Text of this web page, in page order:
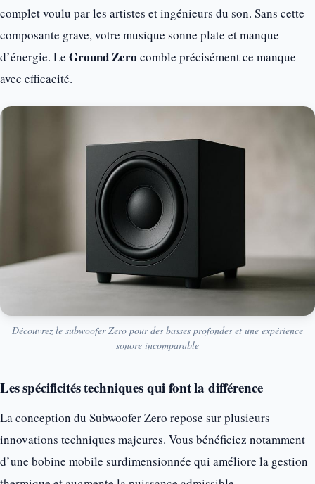
complet voulu par les artistes et ingénieurs du son. Sans cette
composante grave, votre musique sonne plate et manque
d’énergie. Le Ground Zero comble précisément ce manque
avec efficacité.
Découvrez le subwoofer Zero pour des basses profondes et une expérience
sonore incomparable
Les spécificités techniques qui font la différence
La conception du Subwoofer Zero repose sur plusieurs
innovations techniques majeures. Vous bénéficiez notamment
d’une bobine mobile surdimensionnée qui améliore la gestion